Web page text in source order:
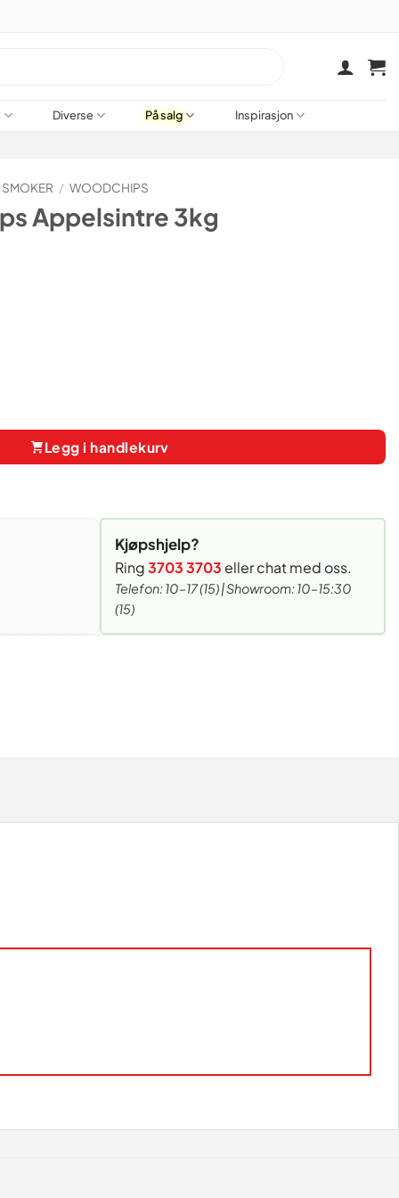
Diverse På salg Inspirasjon
/ WOODCHIPS
Appelsintre 3kg
Legg i handlekurv
Kjøpshjelp?
Ring3703 3703 eller chat med oss.
Telefon: 10–17 (15) | Showroom: 10–15:30
(15)